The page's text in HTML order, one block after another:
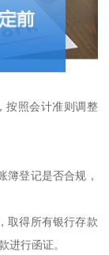
按照会计准则调整
簿登记是否合规，
取得所有银行存款
进行函证。